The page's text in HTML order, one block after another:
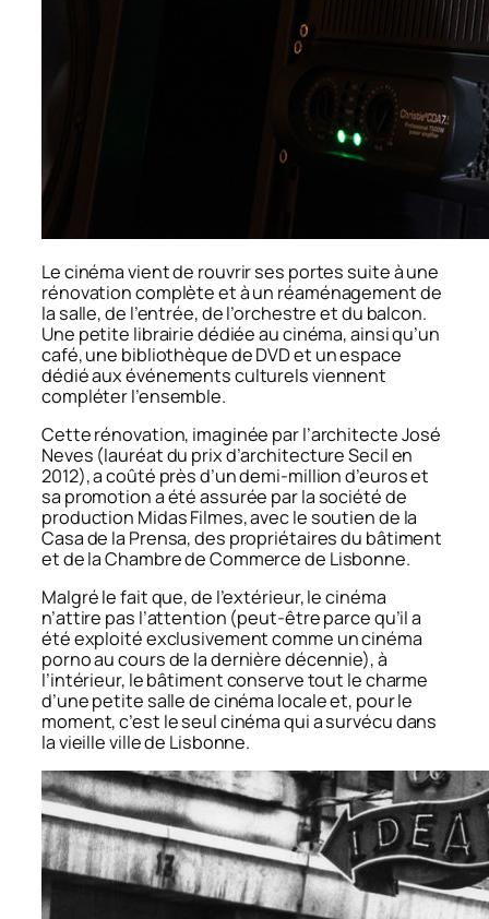
Le cinéma vient de rouvrir ses portes suite à une
rénovation complète et à un réaménagement de
la salle, de l’entrée, de l’orchestre et du balcon.
Une petite librairie dédiée au cinéma, ainsi qu’un
café, une bibliothèque de DVD et un espace
dédié aux événements culturels viennent
compléter l’ensemble.
Cette rénovation, imaginée par l’architecte José
Neves (lauréat du prix d’architecture Secil en
2012), a coûté près d’un demi-million d’euros et
sa promotion a été assurée par la société de
production Midas Filmes, avec le soutien de la
Casa de la Prensa, des propriétaires du bâtiment
et de la Chambre de Commerce de Lisbonne.
Malgré le fait que, de l’extérieur, le cinéma
n’attire pas l’attention (peut-être parce qu’il a
été exploité exclusivement comme un cinéma
porno au cours de la dernière décennie), à
l’intérieur, le bâtiment conserve tout le charme
d’une petite salle de cinéma locale et, pour le
moment, c’est le seul cinéma qui a survécu dans
la vieille ville de Lisbonne.